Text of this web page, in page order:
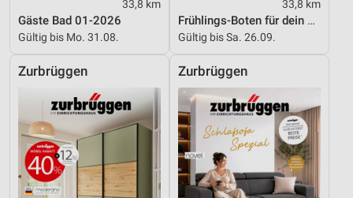
33,8 km
Gäste Bad 01-2026
Gültig bis Mo. 31.08.
33,8 km
Frühlings-Boten für dein Zuhause
Gültig bis Sa. 26.09.
Zurbrüggen Zurbrüggen